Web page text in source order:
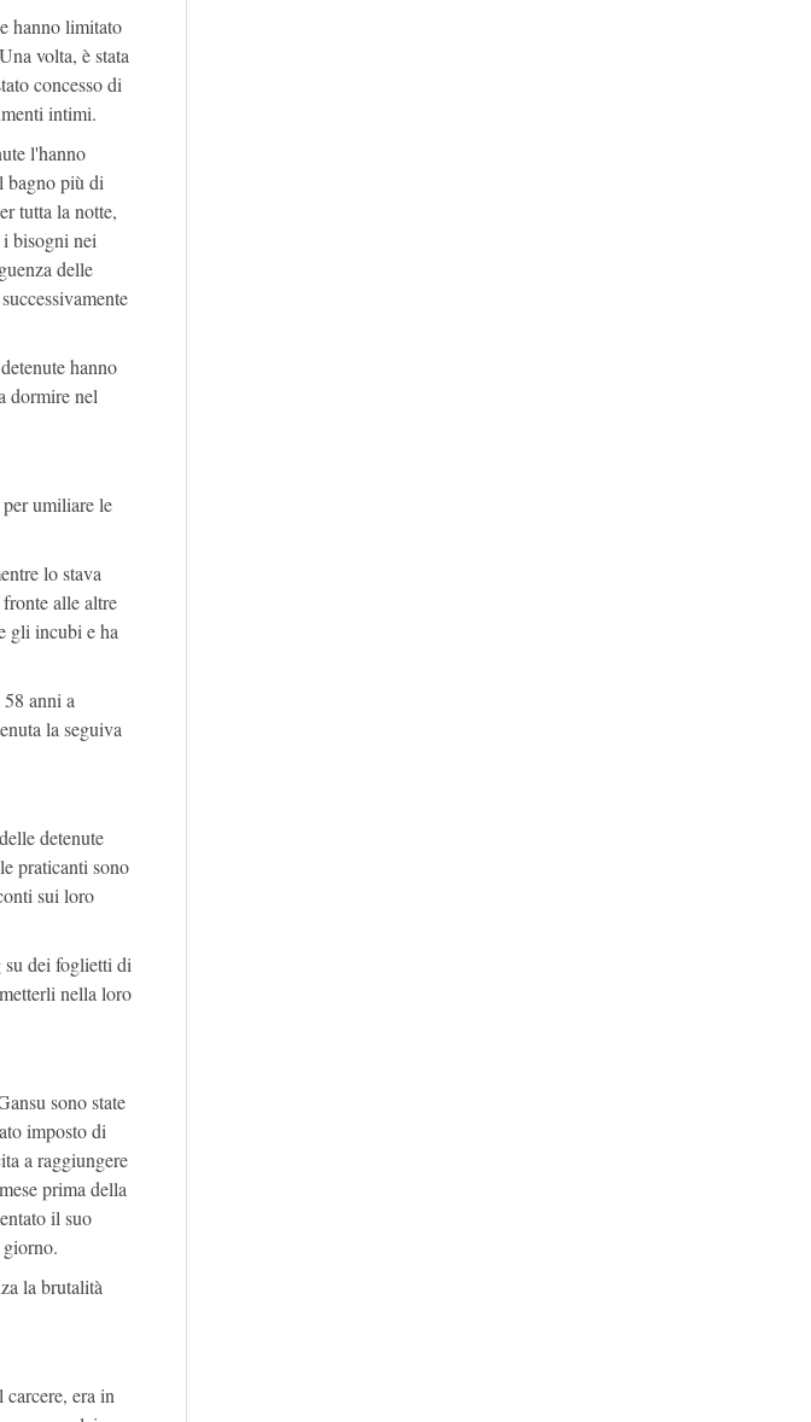
hanno limitato
volta, è stata
concesso di
intimi.
l'hanno
bagno più di
tutta la notte,
bisogni nei
delle
hanno
dormire nel
umiliare le
lo stava
alle altre
gli incubi e ha
anni a
la seguiva
detenute
praticanti sono
sui loro
su dei foglietti di
nella loro
sono state
imposto di
a raggiungere
prima della
il suo
la brutalità
era in